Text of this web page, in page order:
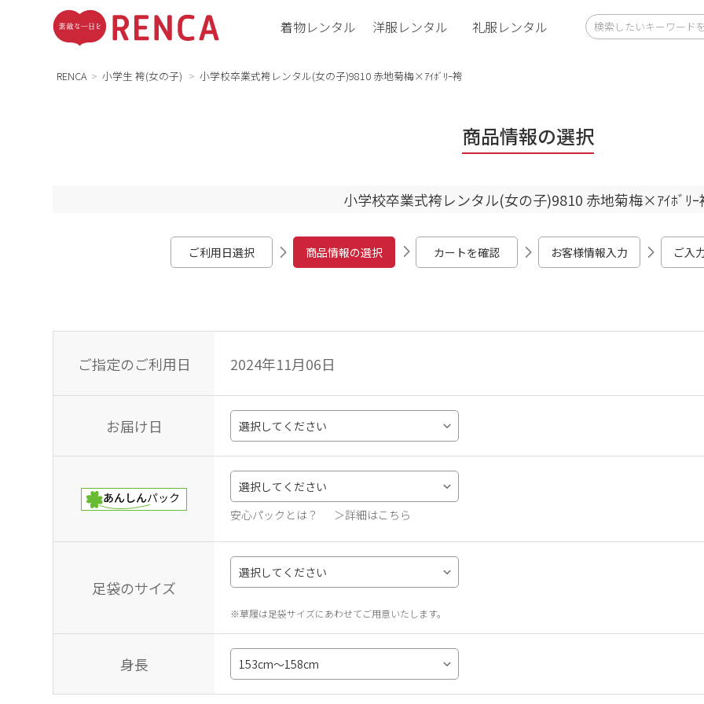
着物レンタル 洋服レンタル 礼服レンタル
RENCA 小学生 袴(女の子) 小学校卒業式袴レンタル(女の子)9810 赤地菊梅×ｱｲﾎﾞﾘｰ袴
商品情報の選択
小学校卒業式袴レンタル(女の子)9810 赤地菊梅×ｱｲﾎﾞﾘｰ
ご利用日選択 商品情報の選択 カートを確認 お客様情報入力 ご入
ご指定のご利用日 2024年11月06日
お届け日
安心パックとは？ ＞詳細はこちら
足袋のサイズ
※草履は足袋サイズにあわせてご用意いたします。
身長